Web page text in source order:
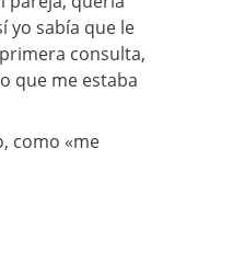
yo sabía que le
consulta,
que me estaba
como «me